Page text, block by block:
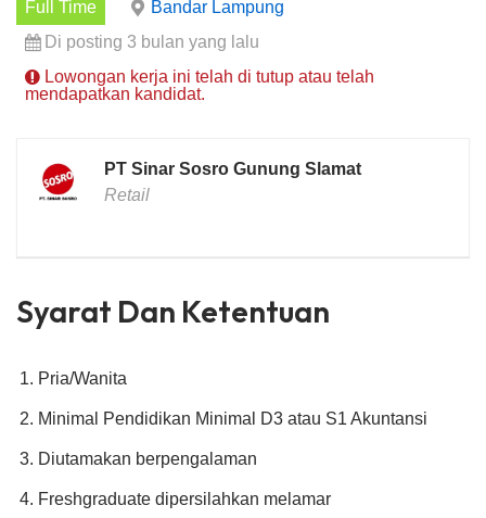
Full Time
Bandar Lampung
Di posting 3 bulan yang lalu
Lowongan kerja ini telah di tutup atau telah
mendapatkan kandidat.
PT Sinar Sosro Gunung Slamat
Retail
Syarat Dan Ketentuan
Pria/Wanita
Minimal Pendidikan Minimal D3 atau S1 Akuntansi
Diutamakan berpengalaman
Freshgraduate dipersilahkan melamar